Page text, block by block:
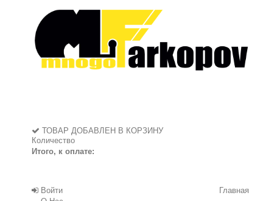
ТОВАР ДОБАВЛЕН В КОРЗИНУ
Количество
Итого, к оплате:
Войти
Главная